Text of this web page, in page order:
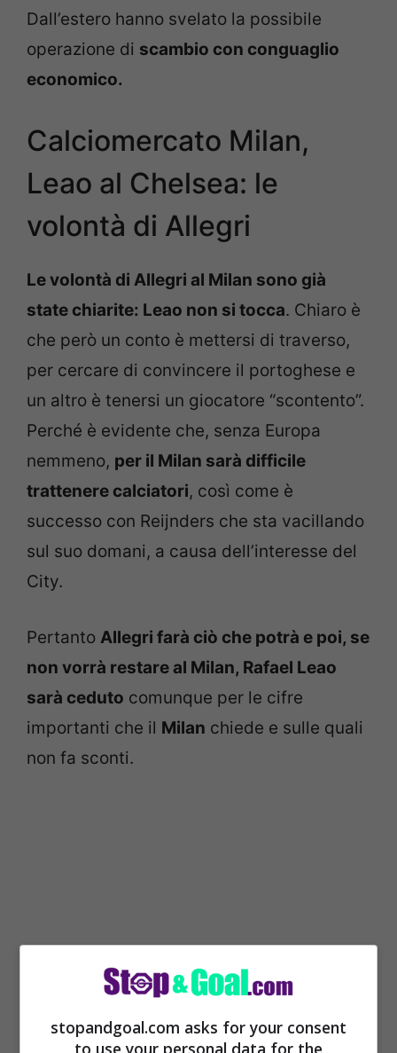
Dall’estero hanno svelato la possibile
operazione di scambio con conguaglio
economico.
Calciomercato Milan,
Leao al Chelsea: le
volontà di Allegri
Le volontà di Allegri al Milan sono già
state chiarite: Leao non si tocca. Chiaro è
che però un conto è mettersi di traverso,
per cercare di convincere il portoghese e
un altro è tenersi un giocatore “scontento”.
Perché è evidente che, senza Europa
nemmeno, per il Milan sarà difficile
trattenere calciatori, così come è
successo con Reijnders che sta vacillando
sul suo domani, a causa dell’interesse del
City.
Pertanto Allegri farà ciò che potrà e poi, se
non vorrà restare al Milan, Rafael Leao
sarà ceduto comunque per le cifre
importanti che il Milan chiede e sulle quali
non fa sconti.
Il valore economico del portoghese resta
stopandgoal.com asks for your consent
to use your personal data for the